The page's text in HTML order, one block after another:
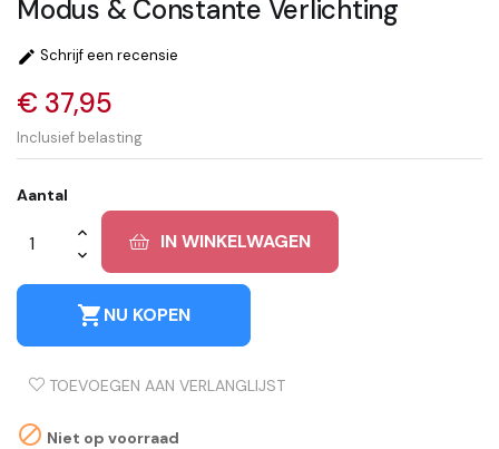
Modus & Constante Verlichting
 Schrijf een recensie
€ 37,95
Inclusief belasting
Aantal
IN WINKELWAGEN
shopping_cartNU KOPEN
TOEVOEGEN AAN VERLANGLIJST
 Niet op voorraad